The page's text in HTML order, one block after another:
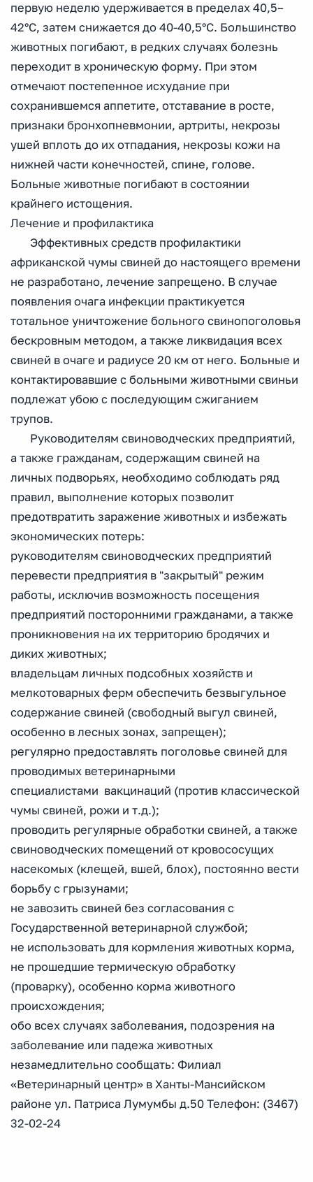
первую неделю удерживается в пределах 40,5–
42°С, затем снижается до 40-40,5°С. Большинство
животных погибают, в редких случаях болезнь
переходит в хроническую форму. При этом
отмечают постепенное исхудание при
сохранившемся аппетите, отставание в росте,
признаки бронхопневмонии, артриты, некрозы
ушей вплоть до их отпадания, некрозы кожи на
нижней части конечностей, спине, голове.
Больные животные погибают в состоянии
крайнего истощения.
Лечение и профилактика
Эффективных средств профилактики
африканской чумы свиней до настоящего времени
не разработано, лечение запрещено. В случае
появления очага инфекции практикуется
тотальное уничтожение больного свинопоголовья
бескровным методом, а также ликвидация всех
свиней в очаге и радиусе 20 км от него. Больные и
контактировавшие с больными животными свиньи
подлежат убою с последующим сжиганием
трупов.
Руководителям свиноводческих предприятий,
а также гражданам, содержащим свиней на
личных подворьях, необходимо соблюдать ряд
правил, выполнение которых позволит
предотвратить заражение животных и избежать
экономических потерь:
руководителям свиноводческих предприятий
перевести предприятия в "закрытый" режим
работы, исключив возможность посещения
предприятий посторонними гражданами, а также
проникновения на их территорию бродячих и
диких животных;
владельцам личных подсобных хозяйств и
мелкотоварных ферм обеспечить безвыгульное
содержание свиней (свободный выгул свиней,
особенно в лесных зонах, запрещен);
регулярно предоставлять поголовье свиней для
проводимых ветеринарными
специалистами вакцинаций (против классической
чумы свиней, рожи и т.д.);
проводить регулярные обработки свиней, а также
свиноводческих помещений от кровососущих
насекомых (клещей, вшей, блох), постоянно вести
борьбу с грызунами;
не завозить свиней без согласования с
Государственной ветеринарной службой;
не использовать для кормления животных корма,
не прошедшие термическую обработку
(проварку), особенно корма животного
происхождения;
обо всех случаях заболевания, подозрения на
заболевание или падежа животных
незамедлительно сообщать: Филиал
«Ветеринарный центр» в Ханты-Мансийском
районе ул. Патриса Лумумбы д.50 Телефон: (3467)
32-02-24